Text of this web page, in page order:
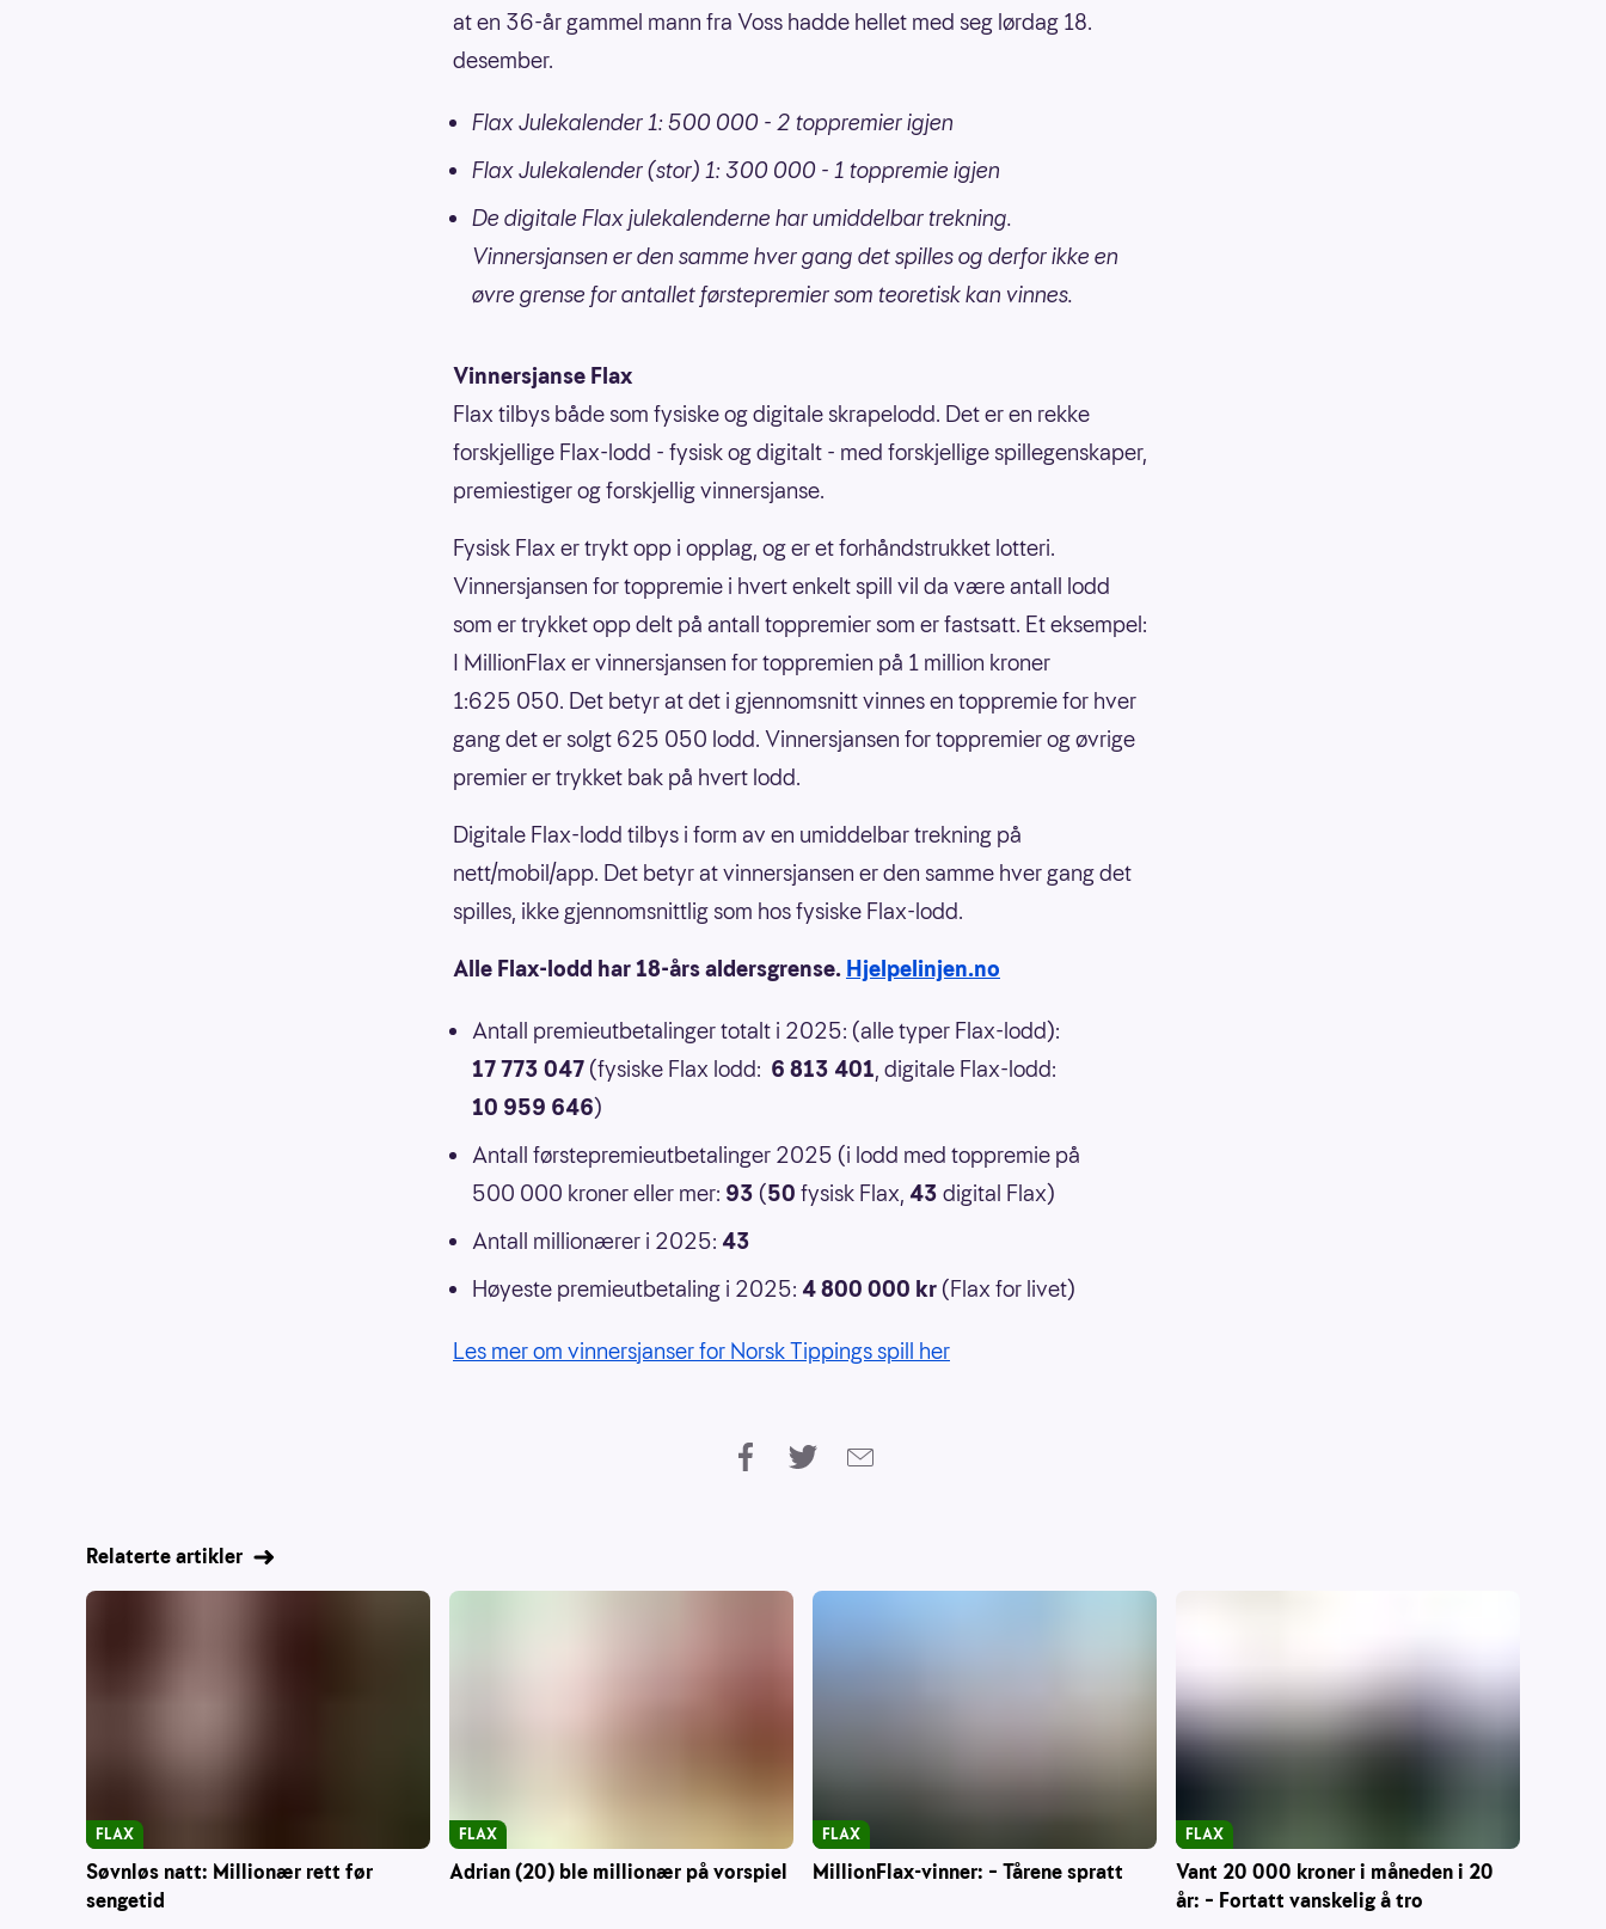
at en 36-år gammel mann fra Voss hadde hellet med seg lørdag 18.
desember.
Flax Julekalender 1: 500 000 - 2 toppremier igjen
Flax Julekalender (stor) 1: 300 000 - 1 toppremie igjen
De digitale Flax julekalenderne har umiddelbar trekning.
Vinnersjansen er den samme hver gang det spilles og derfor ikke en
øvre grense for antallet førstepremier som teoretisk kan vinnes.
Vinnersjanse Flax
Flax tilbys både som fysiske og digitale skrapelodd. Det er en rekke
forskjellige Flax-lodd - fysisk og digitalt - med forskjellige spillegenskaper,
premiestiger og forskjellig vinnersjanse.
Fysisk Flax er trykt opp i opplag, og er et forhåndstrukket lotteri.
Vinnersjansen for toppremie i hvert enkelt spill vil da være antall lodd
som er trykket opp delt på antall toppremier som er fastsatt. Et eksempel:
I MillionFlax er vinnersjansen for toppremien på 1 million kroner
1:625 050. Det betyr at det i gjennomsnitt vinnes en toppremie for hver
gang det er solgt 625 050 lodd. Vinnersjansen for toppremier og øvrige
premier er trykket bak på hvert lodd.
Digitale Flax-lodd tilbys i form av en umiddelbar trekning på
nett/mobil/app. Det betyr at vinnersjansen er den samme hver gang det
spilles, ikke gjennomsnittlig som hos fysiske Flax-lodd.
Alle Flax-lodd har 18-års aldersgrense. Hjelpelinjen.no
Antall premieutbetalinger totalt i 2025: (alle typer Flax-lodd):
17 773 047 (fysiske Flax lodd: 6 813 401, digitale Flax-lodd:
10 959 646)
Antall førstepremieutbetalinger 2025 (i lodd med toppremie på
500 000 kroner eller mer: 93 (50 fysisk Flax, 43 digital Flax)
Antall millionærer i 2025: 43
Høyeste premieutbetaling i 2025: 4 800 000 kr (Flax for livet)
Les mer om vinnersjanser for Norsk Tippings spill her
Relaterte artikler
Søvnløs natt: Millionær rett før
sengetid
FLAX
Adrian (20) ble millionær på vorspiel
FLAX
MillionFlax-vinner: – Tårene spratt
FLAX
Vant 20 000 kroner i måneden i 20
år: – Fortatt vanskelig å tro
FLAX